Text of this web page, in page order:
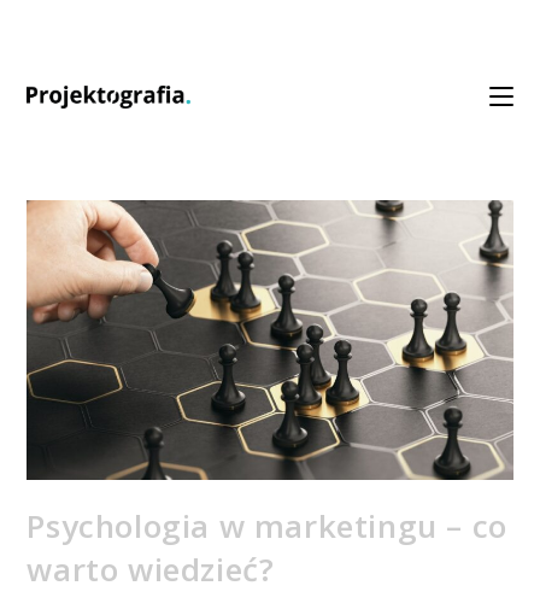
Psychologia w marketingu – co
warto wiedzieć?